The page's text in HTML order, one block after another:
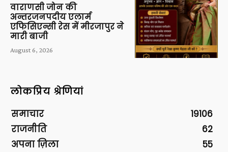
वाराणसी जोन की
अन्तरजनपदीय एलार्म
एफिसिएन्सी रेस में मीरजापुर ने
मारी बाजी
August 6, 2026
लोकप्रिय श्रेणियां
समाचार
19106
राजनीति
62
अपना ज़िला
55